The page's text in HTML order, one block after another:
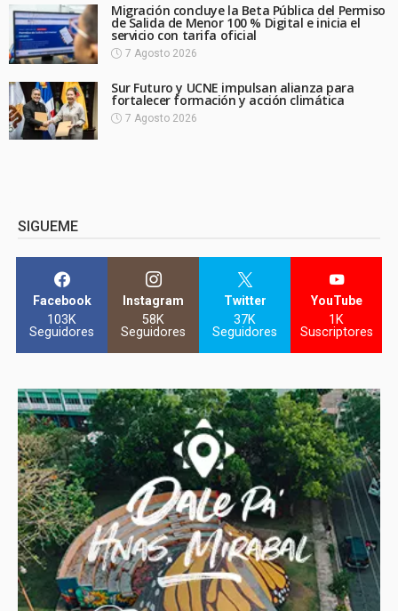
Migración concluye la Beta Pública del Permiso
de Salida de Menor 100 % Digital e inicia el
servicio con tarifa oficial
7 Agosto 2026
Sur Futuro y UCNE impulsan alianza para
fortalecer formación y acción climática
7 Agosto 2026
SIGUEME
Facebook
103K
Seguidores
Instagram
58K
Seguidores
Twitter
37K
Seguidores
YouTube
1K
Suscriptores